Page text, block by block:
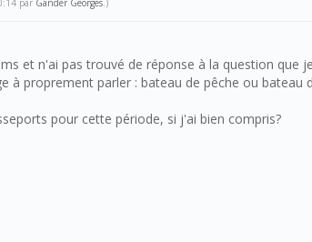
par Gander Georges.)
et n'ai pas trouvé de réponse à la question
à proprement parler : bateau de pêche ou
pour cette période, si j'ai bien compris?